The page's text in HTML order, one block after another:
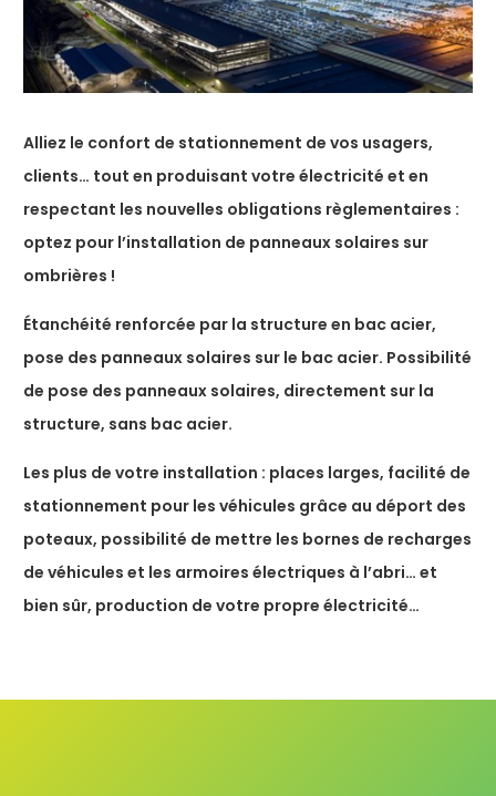
Alliez le confort de stationnement de vos usagers,
clients… tout en produisant votre électricité et en
respectant les nouvelles obligations règlementaires :
optez pour l’installation de panneaux solaires sur
ombrières !
Étanchéité renforcée par la structure en bac acier,
pose des panneaux solaires sur le bac acier. Possibilité
de pose des panneaux solaires, directement sur la
structure, sans bac acier.
Les plus de votre installation : places larges, facilité de
stationnement pour les véhicules grâce au déport des
poteaux, possibilité de mettre les bornes de recharges
de véhicules et les armoires électriques à l’abri… et
bien sûr, production de votre propre électricité…